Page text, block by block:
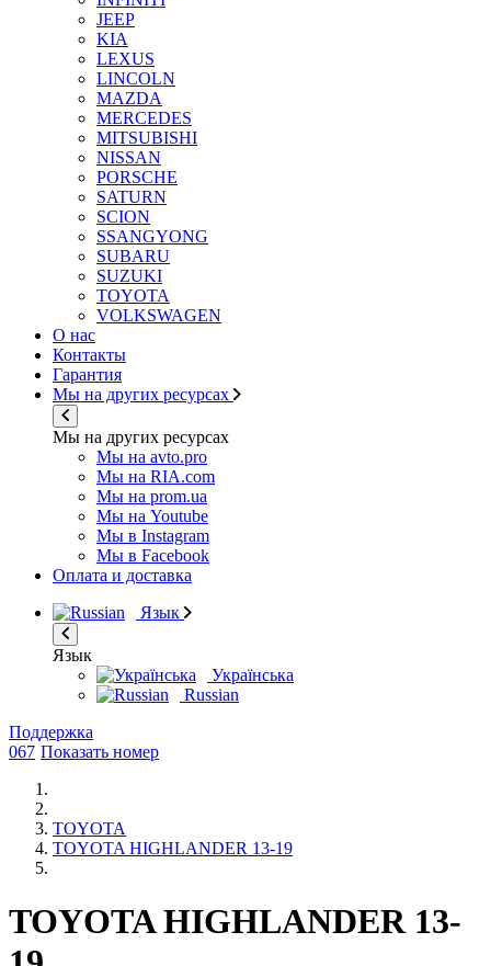
JEEP
KIA
LEXUS
LINCOLN
MAZDA
MERCEDES
MITSUBISHI
NISSAN
PORSCHE
SATURN
SCION
SSANGYONG
SUBARU
SUZUKI
TOYOTA
VOLKSWAGEN
О нас
Контакты
Гарантия
Мы на других ресурсах
Мы на других ресурсах
Мы на avto.pro
Мы на RIA.com
Мы на prom.ua
Мы на Youtube
Мы в Instagram
Мы в Facebook
Оплата и доставка
Язык
Язык
Українська
Russian
Поддержка
067 Показать номер
TOYOTA
TOYOTA HIGHLANDER 13-19
TOYOTA HIGHLANDER 13-